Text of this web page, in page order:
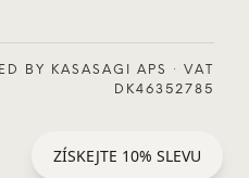
BY KASASAGI APS · VAT
DK46352785
ZÍSKEJTE 10% SLEVU